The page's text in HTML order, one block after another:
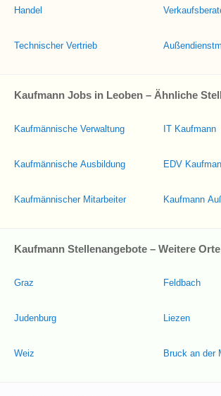
Handel
Technischer Vertrieb
Kaufmann Jobs in Leoben – Ähnliche
Kaufmännische Verwaltung
Kaufmännische Ausbildung
Kaufmännischer Mitarbeiter
IT Kaufmann
EDV
Kaufmann
Kaufmann Stellenangebote – Weitere
Graz
Judenburg
Weiz
Feldbach
Liezen
Bruck an der